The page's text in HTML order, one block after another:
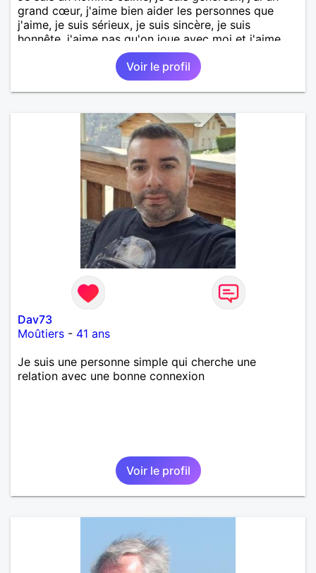
grand cœur, j'aime bien aider les personnes que
j'aime, je suis sérieux, je suis sincère, je suis
honnête, j'aime pas qu'on joue avec moi et j'aime
pas les mensonges. Je cherche une relation
amoureuse et sérieuse.Voir le profil
Dav73
Moûtiers - 41 ans
Je suis une personne simple qui cherche une
relation avec une bonne connexion
Voir le profil